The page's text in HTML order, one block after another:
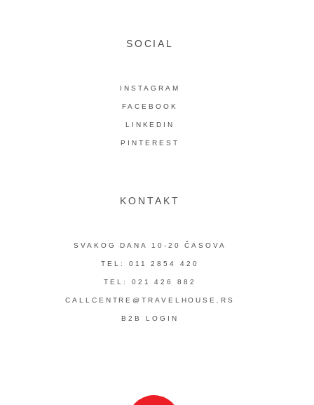
SOCIAL
INSTAGRAM
FACEBOOK
LINKEDIN
PINTEREST
KONTAKT
SVAKOG DANA 10-20 ČASOVA
TEL: 011 2854 420
TEL: 021 426 882
CALLCENTRE@TRAVELHOUSE.RS
B2B LOGIN